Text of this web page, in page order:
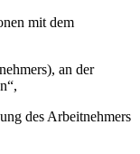
mit dem
an der
des Arbeitnehmers